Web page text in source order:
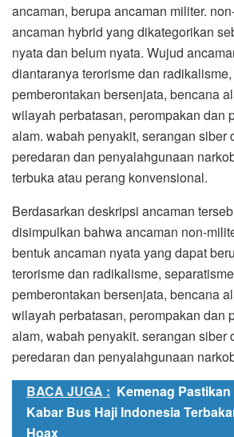
ancaman, berupa ancaman militer.
ancaman hybrid yang dikategorikan
nyata dan belum nyata. Wujud
diantaranya terorisme dan
pemberontakan bersenjata, bencana
wilayah perbatasan, perompakan dan
alam. wabah penyakit, serangan siber
peredaran dan penyalahgunaan
terbuka atau perang konvensional.
Berdasarkan deskripsi ancaman
disimpulkan bahwa ancaman non-
bentuk ancaman nyata yang dapat
terorisme dan radikalisme,
pemberontakan bersenjata, bencana
wilayah perbatasan, perompakan dan
alam, wabah penyakit. serangan siber
peredaran dan penyalahgunaan
BACA JUGA : Kemenag Pastikan
Kabar Bus Haji Indonesia
Hoax